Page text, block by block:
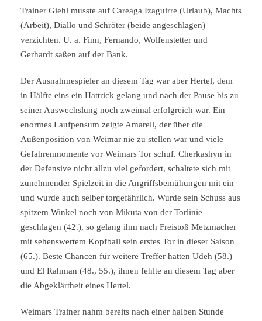
Trainer Giehl musste auf Careaga Izaguirre (Urlaub), Machts
(Arbeit), Diallo und Schröter (beide angeschlagen)
verzichten. U. a. Finn, Fernando, Wolfenstetter und
Gerhardt saßen auf der Bank.
Der Ausnahmespieler an diesem Tag war aber Hertel, dem
in Hälfte eins ein Hattrick gelang und nach der Pause bis zu
seiner Auswechslung noch zweimal erfolgreich war. Ein
enormes Laufpensum zeigte Amarell, der über die
Außenposition von Weimar nie zu stellen war und viele
Gefahrenmomente vor Weimars Tor schuf. Cherkashyn in
der Defensive nicht allzu viel gefordert, schaltete sich mit
zunehmender Spielzeit in die Angriffsbemühungen mit ein
und wurde auch selber torgefährlich. Wurde sein Schuss aus
spitzem Winkel noch von Mikuta von der Torlinie
geschlagen (42.), so gelang ihm nach Freistoß Metzmacher
mit sehenswertem Kopfball sein erstes Tor in dieser Saison
(65.). Beste Chancen für weitere Treffer hatten Udeh (58.)
und El Rahman (48., 55.), ihnen fehlte an diesem Tag aber
die Abgeklärtheit eines Hertel.
Weimars Trainer nahm bereits nach einer halben Stunde